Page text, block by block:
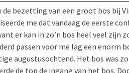
bezetting van een groot bos bij
me dat vandaag de eerste
er kan in zo’n bos heel veel zijn
passen voor me lag een enorm
augustusochtend. Het bos was
de top de ingang van het bos.